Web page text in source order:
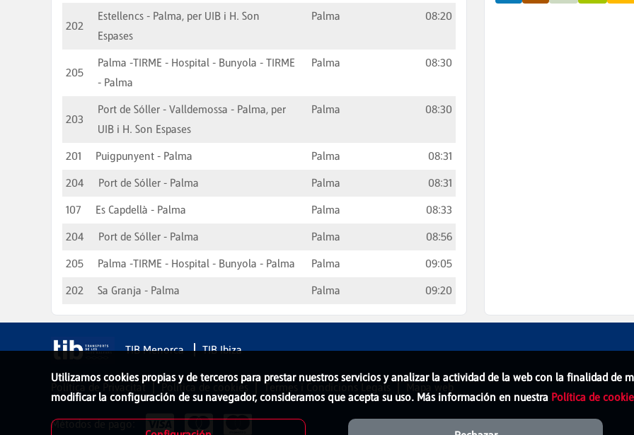
202
Estellencs - Palma, per UIB i H. Son
Espases
Palma 08:20
205
Palma -TIRME - Hospital - Bunyola - TIRME
- Palma
Palma 08:30
203
Port de Sóller - Valldemossa - Palma, per
UIB i H. Son Espases
Palma 08:30
201 Puigpunyent - Palma Palma
08:31
204
Port de Sóller - Palma Palma
08:31
107
Es Capdellà - Palma Palma
08:33
204
Port de Sóller - Palma Palma
08:56
205
Palma -TIRME - Hospital - Bunyola - Palma Palma
09:05
202
Sa Granja - Palma Palma 09:20
Utilizamos cookies propias y de terceros para prestar nuestros servicios y analizar la actividad de la web con la finalidad de
modificar la configuración de su navegador, consideramos que acepta su uso. Más información en nuestra Política de
TIB Menorca TIB Ibiza
Política de Privacitat Política de cookies Termes i Condicions Legals
Métodos de pago: